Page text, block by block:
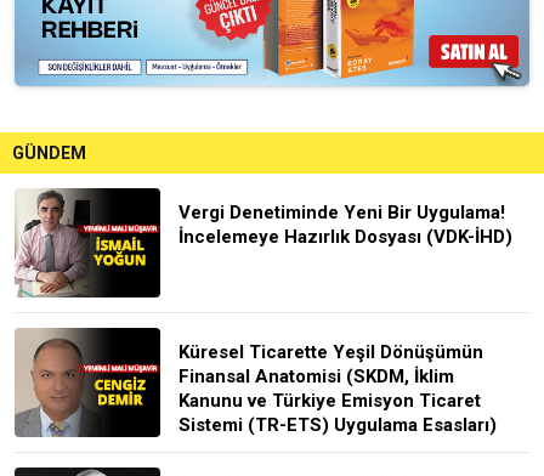
GÜNDEM
Vergi Denetiminde Yeni Bir Uygulama!
İncelemeye Hazırlık Dosyası (VDK-İHD)
Küresel Ticarette Yeşil Dönüşümün
Finansal Anatomisi (SKDM, İklim
Kanunu ve Türkiye Emisyon Ticaret
Sistemi (TR-ETS) Uygulama Esasları)